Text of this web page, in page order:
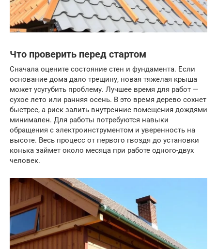
Что проверить перед стартом
Сначала оцените состояние стен и фундамента. Если
основание дома дало трещину, новая тяжелая крыша
может усугубить проблему. Лучшее время для работ —
сухое лето или ранняя осень. В это время дерево сохнет
быстрее, а риск залить внутренние помещения дождями
минимален. Для работы потребуются навыки
обращения с электроинструментом и уверенность на
высоте. Весь процесс от первого гвоздя до установки
конька займет около месяца при работе одного-двух
человек.